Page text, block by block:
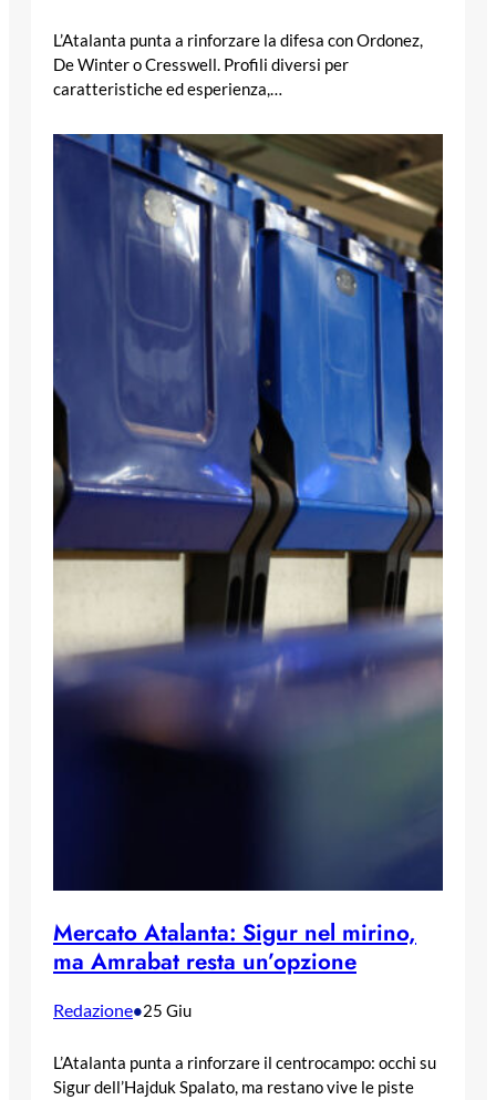
L’Atalanta punta a rinforzare la difesa con Ordonez,
De Winter o Cresswell. Profili diversi per
caratteristiche ed esperienza,…
Mercato Atalanta: Sigur nel mirino,
ma Amrabat resta un’opzione
Redazione•25 Giu
L’Atalanta punta a rinforzare il centrocampo: occhi su
Sigur dell’Hajduk Spalato, ma restano vive le piste